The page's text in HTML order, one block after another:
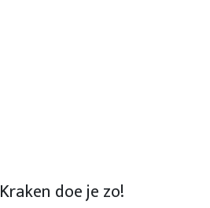
Kraken doe je zo!